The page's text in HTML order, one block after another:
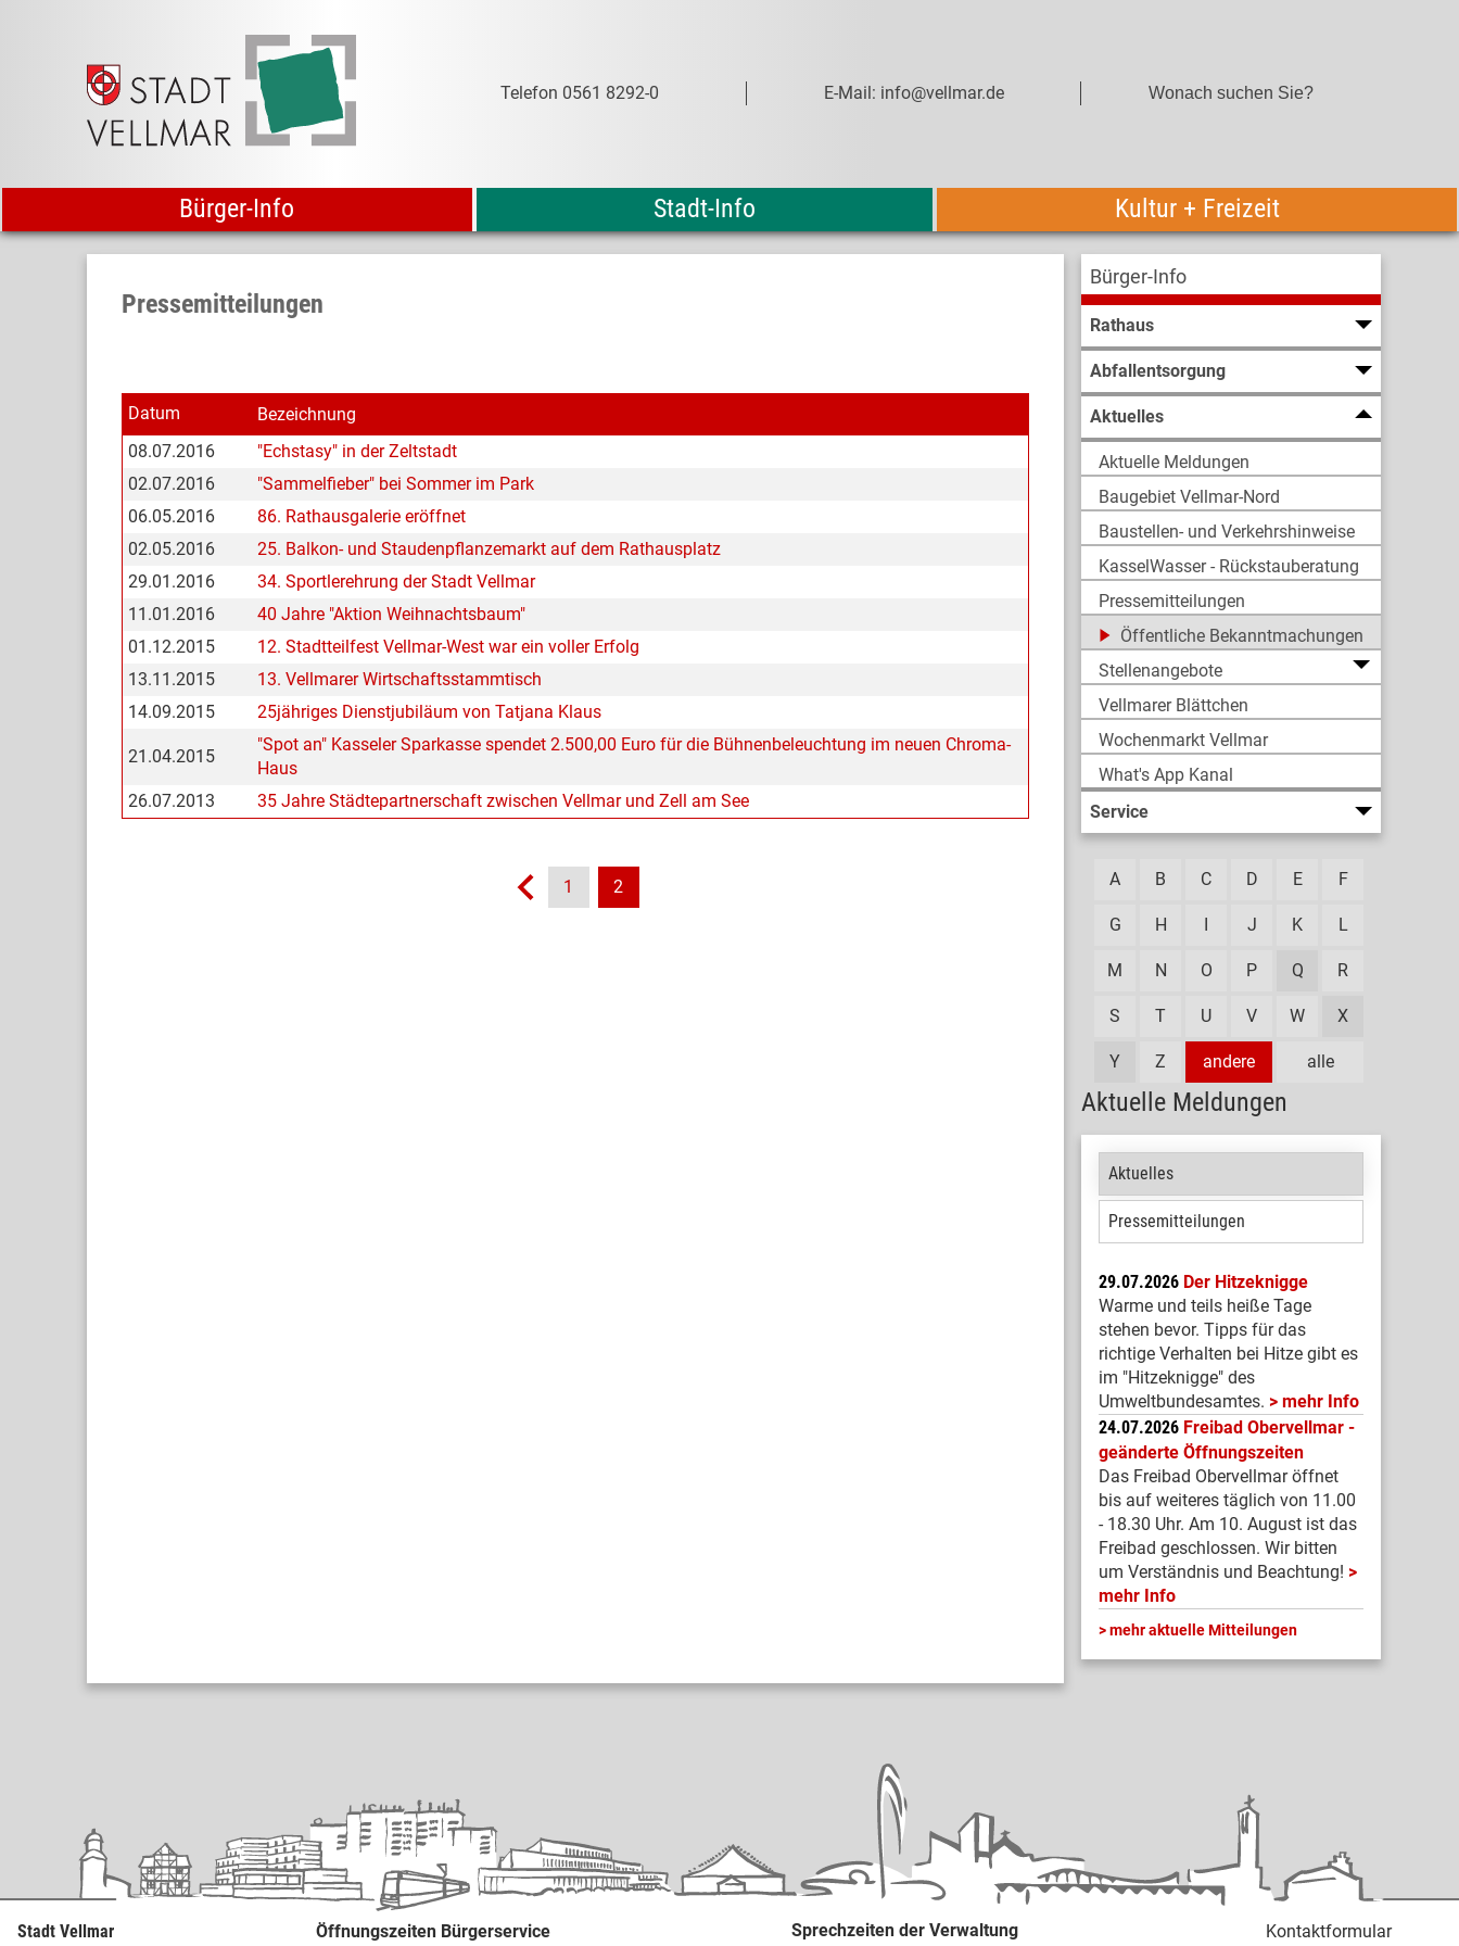
Telefon 0561 8292-0 E-Mail: info@vellmar.de
Bürger-Info Stadt-Info Kultur + Freizeit
Bürger-Info
Rathaus
Abfallentsorgung
Aktuelles
Aktuelle Meldungen
Baugebiet Vellmar-Nord
Baustellen- und Verkehrshinweise
KasselWasser - Rückstauberatung
Pressemitteilungen
Öffentliche Bekanntmachungen
Stellenangebote
Vellmarer Blättchen
Wochenmarkt Vellmar
What's App Kanal
Service
alle
A B C D E F
G H J K L
M N O P Q R
S T U V W X
Y Z andere
Aktuelle Meldungen
Aktuelles
Pressemitteilungen
29.07.2026 Der Hitzeknigge
Warme und teils heiße Tage
stehen bevor. Tipps für das
richtige Verhalten bei Hitze gibt es
im "Hitzeknigge" des
Umweltbundesamtes.
mehr Info
24.07.2026 Freibad Obervellmar -
geänderte Öffnungszeiten
Das Freibad Obervellmar öffnet
bis auf weiteres täglich von 11.00
- 18.30 Uhr. Am 10. August ist das
Freibad geschlossen. Wir bitten
um Verständnis und Beachtung!
mehr Info
mehr aktuelle Mitteilungen
Pressemitteilungen
Datum
Bezeichnung
08.07.2016
"Echstasy" in der Zeltstadt
02.07.2016
"Sammelfieber" bei Sommer im Park
06.05.2016
86. Rathausgalerie eröffnet
02.05.2016
25. Balkon- und Staudenpflanzemarkt auf dem Rathausplatz
29.01.2016
34. Sportlerehrung der Stadt Vellmar
11.01.2016
40 Jahre "Aktion Weihnachtsbaum"
01.12.2015
12. Stadtteilfest Vellmar-West war ein voller Erfolg
13.11.2015
13. Vellmarer Wirtschaftsstammtisch
14.09.2015
25jähriges Dienstjubiläum von Tatjana Klaus
21.04.2015
"Spot an" Kasseler Sparkasse spendet 2.500,00 Euro für die Bühnenbeleuchtung im neuen Chroma-
Haus
26.07.2013
35 Jahre Städtepartnerschaft zwischen Vellmar und Zell am See
1 2
Stadt Vellmar
Öffnungszeiten Bürgerservice
Sprechzeiten der Verwaltung
Kontaktformular